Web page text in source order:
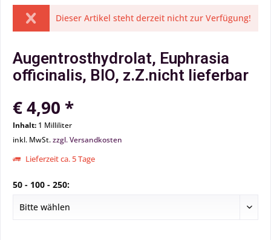
Dieser Artikel steht derzeit nicht zur Verfügung!
Augentrosthydrolat, Euphrasia
officinalis, BIO, z.Z.nicht lieferbar
€ 4,90 *
Inhalt: 1 Milliliter
inkl. MwSt.zzgl. Versandkosten
Lieferzeit ca. 5 Tage
50 - 100 - 250: